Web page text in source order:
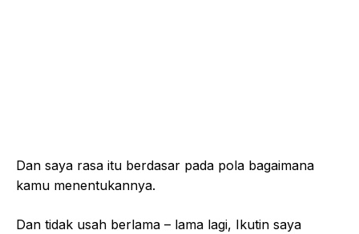
Dan saya rasa itu berdasar pada pola bagaimana
kamu menentukannya.
Dan tidak usah berlama – lama lagi, Ikutin saya